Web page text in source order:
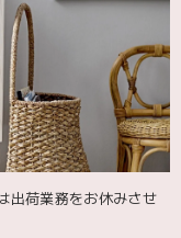
ーバルーンも入って
ます🫶
Adnil LAND アドニルランド | PULL ALONG PUPPY からだをくねくねさせながらついてくる プル アロング パピー プルトイ 木のおもちゃ
出荷業務をお休みさせ